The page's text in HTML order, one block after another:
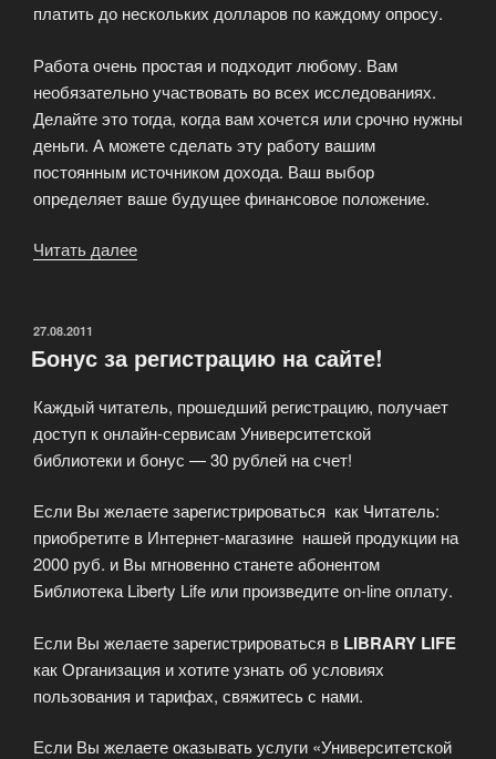
платить до нескольких долларов по каждому опросу.
Работа очень простая и подходит любому. Вам
необязательно участвовать во всех исследованиях.
Делайте это тогда, когда вам хочется или срочно нужны
деньги. А можете сделать эту работу вашим
постоянным источником дохода. Ваш выбор
определяет ваше будущее финансовое положение.
Читать далее
на
Участие
в
опросах»
ОПУБЛИКОВАНО
27.08.2011
Бонус за регистрацию на сайте!
Каждый читатель, прошедший регистрацию, получает
доступ к онлайн-сервисам Университетской
библиотеки и бонус — 30 рублей на счет!
Если Вы желаете зарегистрироваться как Читатель:
приобретите в Интернет-магазине нашей продукции на
2000 руб. и Вы мгновенно станете абонентом
Библиотека Liberty Life или произведите on-line оплату.
Если Вы желаете зарегистрироваться в LIBRARY LIFE
как Организация и хотите узнать об условиях
пользования и тарифах, свяжитесь с нами.
Если Вы желаете оказывать услуги «Университетской